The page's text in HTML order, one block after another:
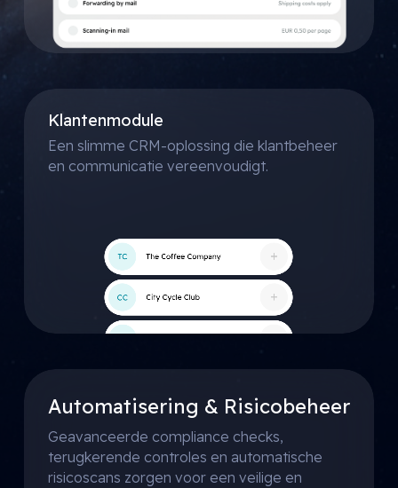
Klantenmodule
Een slimme CRM-oplossing die klantbeheer
en communicatie vereenvoudigt.
Automatisering & Risicobeheer
Geavanceerde compliance checks,
terugkerende controles en automatische
risicoscans zorgen voor een veilige en